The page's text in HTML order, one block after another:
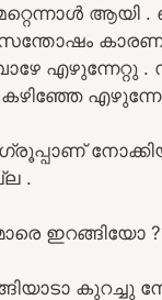
സന്തോഷം
എഴുന്നേറ്റു
.
ഇറങ്ങിയോ
കുറച്ചു